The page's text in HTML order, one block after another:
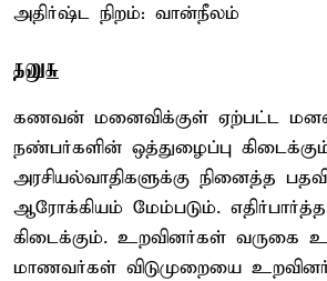
அதிர்ஷ்ட நிறம்: வான்நீலம்
தனுசு
கணவன் மனைவிக்குள் ஏற்பட்ட
நண்பர்களின் ஒத்துழைப்பு
அரசியல்வாதிகளுக்கு நினைத்த
ஆரோக்கியம் மேம்படும்.
கிடைக்கும். உறவினர்கள் வருகை
மாணவர்கள் விடுமுறையை உறவினர்